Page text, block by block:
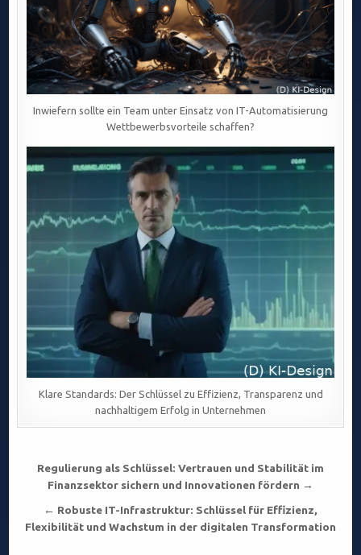
Inwiefern sollte ein Team unter Einsatz von IT-Automatisierung
Wettbewerbsvorteile schaffen?
Klare Standards: Der Schlüssel zu Effizienz, Transparenz und
nachhaltigem Erfolg in Unternehmen
Beitragsnavigation
Regulierung als Schlüssel: Vertrauen und Stabilität im
Finanzsektor sichern und Innovationen fördern →
← Robuste IT-Infrastruktur: Schlüssel für Effizienz,
Flexibilität und Wachstum in der digitalen Transformation